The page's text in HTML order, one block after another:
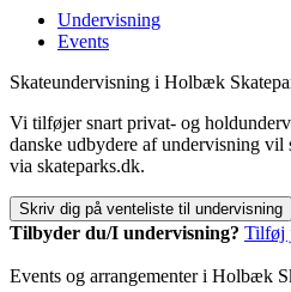
Undervisning
Events
Skateundervisning i Holbæk
Vi tilføjer snart privat- og
danske udbydere af undervisning vil
via skateparks.dk.
Skriv dig på venteliste til undervisning
Tilbyder du/I undervisning? Tilføj
Events og arrangementer i Holbæk